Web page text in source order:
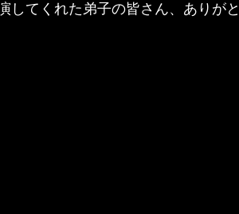
してくれた弟子の皆さん、ありが